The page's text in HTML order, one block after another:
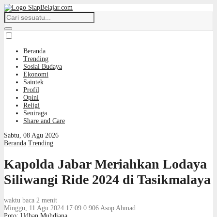
Beranda
Trending
Sosial Budaya
Ekonomi
Saintek
Profil
Opini
Religi
Seniraga
Share and Care
Sabtu, 08 Agu 2026
Beranda Trending
Kapolda Jabar Meriahkan Lodaya
Siliwangi Ride 2024 di Tasikmalaya
waktu baca 2 menit
Minggu, 11 Agu 2024 17:09 0 906 Asop Ahmad
Poto: Udhan Muhdiana